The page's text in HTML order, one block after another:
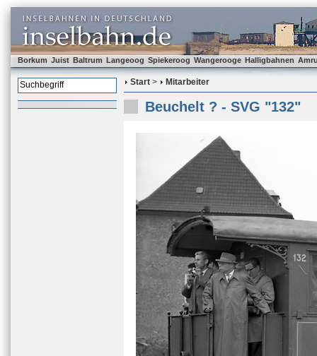
Borkum Juist Baltrum Langeoog Spiekeroog Wangerooge Halligbahnen
Start > Mitarbeiter
Beuchelt ? - SVG "132"